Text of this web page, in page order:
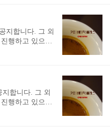
? - SCAA 브루
수율에 대한 현
니다. 감사합니
브루잉 베이
에 대한 이론을
/체계적으로 배
. 완전히 초보에
면 됩니다. 더보
해, 확산, 가수
지합니다. 그 외
행하고 있으니,
됩니다. 1. 브
으로 배우기 원
초보에게 맞춰
경력있는 바리
. 더보기 - 커피
가수분해)- 추
합니다. 그 외
행하고 있으니,
됩니다. 1. 브